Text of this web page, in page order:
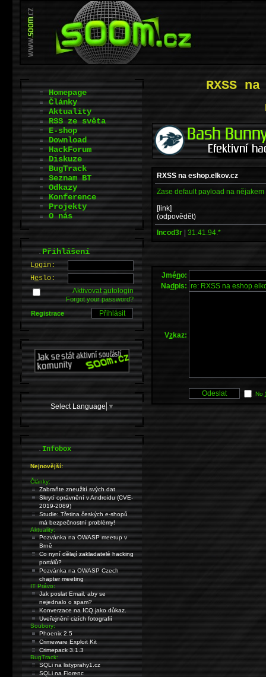
RXSS
RXSS na eshop.elkov.cz
Zase default payload na
[link]
(odpovědět)
Incod3r | 31.41.94.*
Jméno:
Nadpis:
Vzkaz:
No
Homepage
Články
Aktuality
RSS ze světa
E-shop
Download
HackForum
Diskuze
BugTrack
Seznam BT
Odkazy
Konference
Projekty
O nás
.Přihlášení
Login:
Heslo:
Aktivovatautologin
Forgot your password?
Registrace
Select Language ▼
.Infobox
Nejnovější:
Články:
Zabraňte zneužití svých dat
Skrytí oprávnění v Androidu (CVE-
2019-2089)
Studie: Třetina českých e-shopů
má bezpečnostní problémy!
Aktuality:
Pozvánka na OWASP meetup v
Brně
Co nyní dělají zakladatelé hacking
portálů?
Pozvánka na OWASP Czech
chapter meeting
IT Právo:
Jak poslat Email, aby se
nejednalo o spam?
Konverzace na ICQ jako důkaz.
Uveřejnění cizích fotografií
Soubory:
Phoenix 2.5
Crimeware Exploit Kit
Crimepack 3.1.3
BugTrack:
SQLi na listyprahy1.cz
SQLi na Florenc